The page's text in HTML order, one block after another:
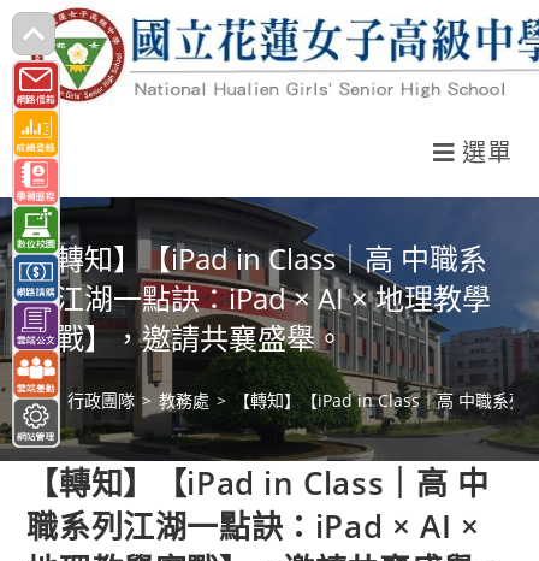
跳
轉
至
主
要
內
容
選單
【轉知】【iPad in Class｜高 中職系
列江湖一點訣：iPad × AI × 地理教學
實戰】，邀請共襄盛舉。
> 行政團隊 > 教務處 > 【轉知】【iPad in Class｜高 中職系列
【轉知】【iPad in Class｜高 中
職系列江湖一點訣：iPad × AI ×